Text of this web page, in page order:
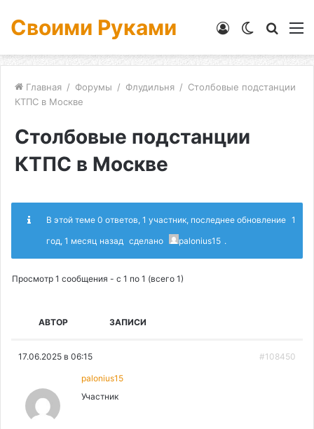
Своими Руками
Switch
Войти
Главная / Форумы / Флудильня / Столбовые подстанции
КТПС в Москве
Столбовые подстанции
КТПС в Москве
В этой теме 0 ответов, 1 участник, последнее обновление 1
год, 1 месяц назад сделано palonius15 .
Просмотр 1 сообщения - с 1 по 1 (всего 1)
АВТОР ЗАПИСИ
17.06.2025 в 06:15 #108450
palonius15
Участник